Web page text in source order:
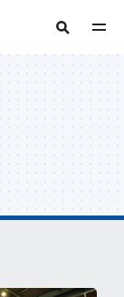
ビヨンドコロナ